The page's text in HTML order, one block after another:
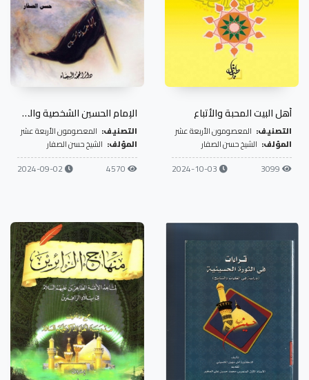
أهل البيت المحبة والأتباع
التصنيف: المعصومون الأربعة عشر
المؤلف: الشيخ حسن الصفار
3099
2024-10-03
الإمام الحسين الشخصية والقضية
التصنيف: المعصومون الأربعة عشر
المؤلف: الشيخ حسن الصفار
4570
2024-09-02